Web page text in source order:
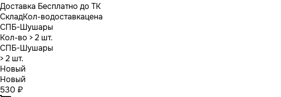
Доставка Бесплатно до ТК
СкладКол-водоставкацена
СПБ-Шушары
Кол-во > 2 шт.
СПБ-Шушары
> 2 шт.
Новый
Новый
530 ₽